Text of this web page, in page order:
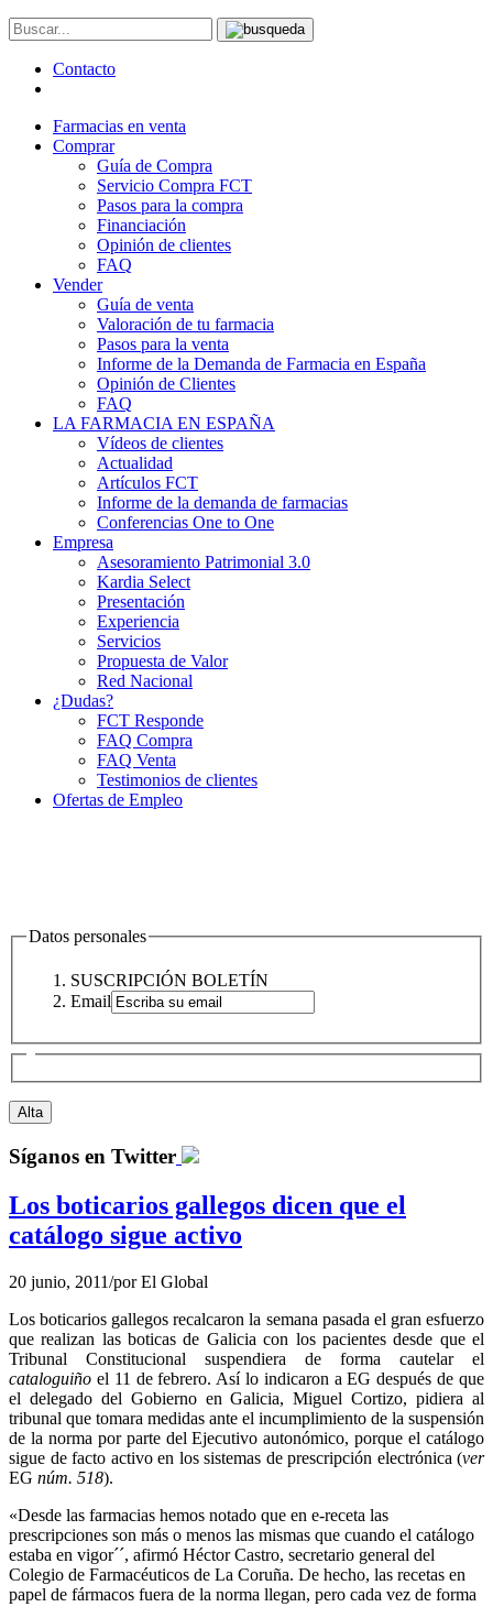
Contacto
Farmacias en venta
Comprar
Guía de Compra
Servicio Compra FCT
Pasos para la compra
Financiación
Opinión de clientes
FAQ
Vender
Guía de venta
Valoración de tu farmacia
Pasos para la venta
Informe de la Demanda de Farmacia en España
Opinión de Clientes
FAQ
LA FARMACIA EN ESPAÑA
Vídeos de clientes
Actualidad
Artículos FCT
Informe de la demanda de farmacias
Conferencias One to One
Empresa
Asesoramiento Patrimonial 3.0
Kardia Select
Presentación
Experiencia
Servicios
Propuesta de Valor
Red Nacional
¿Dudas?
FCT Responde
FAQ Compra
FAQ Venta
Testimonios de clientes
Ofertas de Empleo
Datos personales
SUSCRIPCIÓN BOLETÍN
Email
Síganos en Twitter
Los boticarios gallegos dicen que el
catálogo sigue activo
20 junio, 2011/porEl Global
Los boticarios gallegos recalcaron la semana pasada el gran esfuerzo
que realizan las boticas de Galicia con los pacientes desde que el
Tribunal Constitucional suspendiera de forma cautelar el
cataloguiño el 11 de febrero. Así lo indicaron a EG después de que
el delegado del Gobierno en Galicia, Miguel Cortizo, pidiera al
tribunal que tomara medidas ante el incumplimiento de la suspensión
de la norma por parte del Ejecutivo autonómico, porque el catálogo
sigue de facto activo en los sistemas de prescripción electrónica (ver
EG núm. 518).
«Desde las farmacias hemos notado que en e-receta las
prescripciones son más o menos las mismas que cuando el catálogo
estaba en vigor´´, afirmó Héctor Castro, secretario general del
Colegio de Farmacéuticos de La Coruña. De hecho, las recetas en
papel de fármacos fuera de la norma llegan, pero cada vez de forma